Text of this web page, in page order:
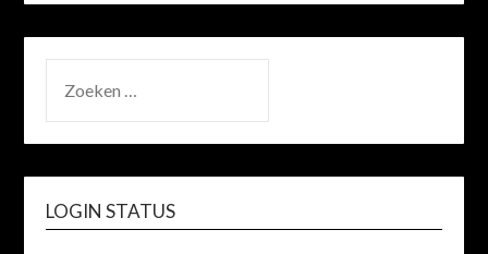
NAAR:
LOGIN STATUS